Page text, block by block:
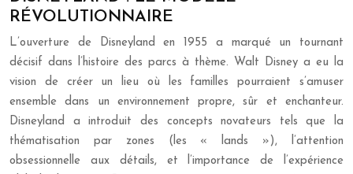
RÉVOLUTIONNAIRE
L’ouverture de Disneyland en 1955 a marqué un tournant
décisif dans l’histoire des parcs à thème. Walt Disney a eu la
vision de créer un lieu où les familles pourraient s’amuser
ensemble dans un environnement propre, sûr et enchanteur.
Disneyland a introduit des concepts novateurs tels que la
thématisation par zones (les « lands »), l’attention
obsessionnelle aux détails, et l’importance de l’expérience